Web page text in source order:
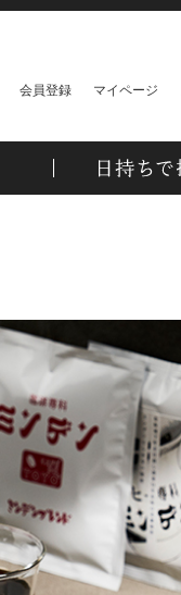
会員登録 マイページ